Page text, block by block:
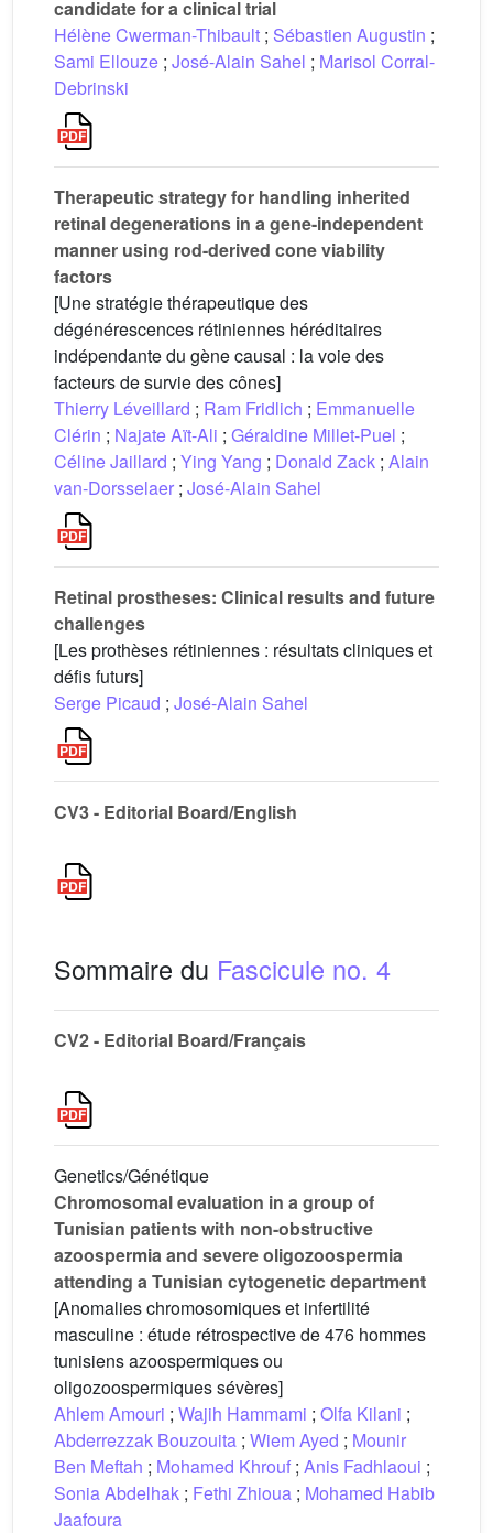
candidate for a clinical trial
Hélène Cwerman-Thibault ; Sébastien Augustin ;
Sami Ellouze ; José-Alain Sahel ; Marisol Corral-
Debrinski
Therapeutic strategy for handling inherited
retinal degenerations in a gene-independent
manner using rod-derived cone viability
factors
[Une stratégie thérapeutique des
dégénérescences rétiniennes héréditaires
indépendante du gène causal : la voie des
facteurs de survie des cônes]
Thierry Léveillard ; Ram Fridlich ; Emmanuelle
Clérin ; Najate Aït-Ali ; Géraldine Millet-Puel ;
Céline Jaillard ; Ying Yang ; Donald Zack ; Alain
van-Dorsselaer ; José-Alain Sahel
Retinal prostheses: Clinical results and future
challenges
[Les prothèses rétiniennes : résultats cliniques et
défis futurs]
Serge Picaud ; José-Alain Sahel
CV3 - Editorial Board/English
Sommaire du Fascicule no. 4
CV2 - Editorial Board/Français
Genetics/Génétique
Chromosomal evaluation in a group of
Tunisian patients with non-obstructive
azoospermia and severe oligozoospermia
attending a Tunisian cytogenetic department
[Anomalies chromosomiques et infertilité
masculine : étude rétrospective de 476 hommes
tunisiens azoospermiques ou
oligozoospermiques sévères]
Ahlem Amouri ; Wajih Hammami ; Olfa Kilani ;
Abderrezzak Bouzouita ; Wiem Ayed ; Mounir
Ben Meftah ; Mohamed Khrouf ; Anis Fadhlaoui ;
Sonia Abdelhak ; Fethi Zhioua ; Mohamed Habib
Jaafoura